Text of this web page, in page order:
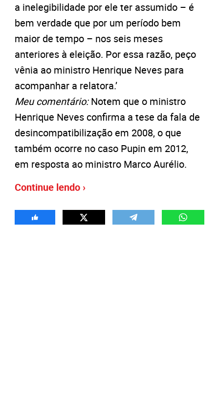
a inelegibilidade por ele ter assumido – é
bem verdade que por um período bem
maior de tempo – nos seis meses
anteriores à eleição. Por essa razão, peço
vênia ao ministro Henrique Neves para
acompanhar a relatora.’
Meu comentário:Notem que o ministro
Henrique Neves confirma a tese da fala de
desincompatibilização em 2008, o que
também ocorre no caso Pupin em 2012,
em resposta ao ministro Marco Aurélio.
Continue lendo ›